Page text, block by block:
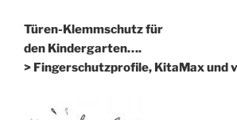
Türen-Klemmschutz für
den Kindergarten….
> Fingerschutzprofile, KitaMax und